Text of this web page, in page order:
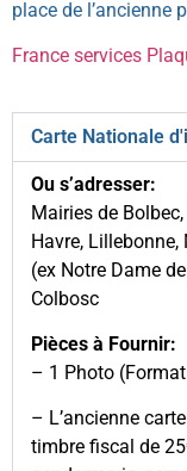
place de l’ancienne
France services
Carte Nationale
Ou s’adresser:
Mairies de
Havre,
(ex Notre Dame
Colbosc
Pièces à Fournir:
– 1 Photo
– L’ancienne
timbre fiscal de